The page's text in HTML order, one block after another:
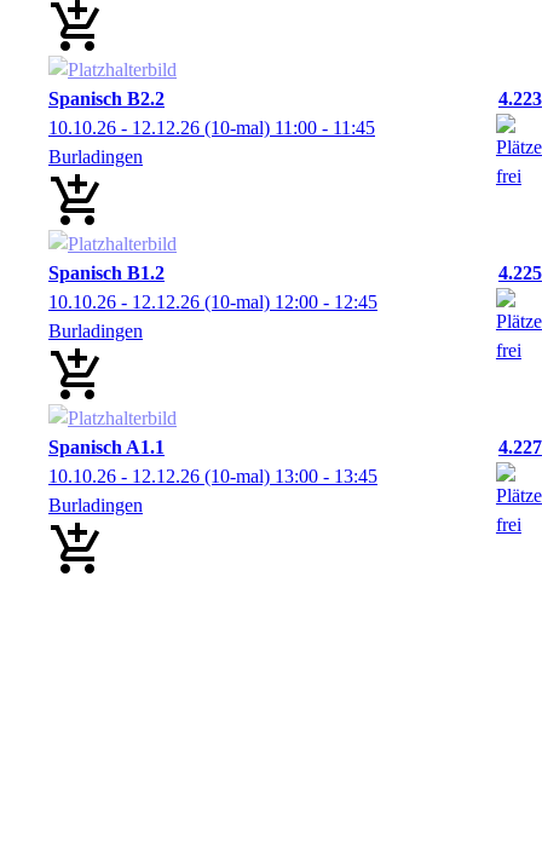
Spanisch B2.2
4.223
10.10.26 - 12.12.26 (10-mal) 11:00 - 11:45
Burladingen
Spanisch B1.2
4.225
10.10.26 - 12.12.26 (10-mal) 12:00 - 12:45
Burladingen
Spanisch A1.1
4.227
10.10.26 - 12.12.26 (10-mal) 13:00 - 13:45
Burladingen